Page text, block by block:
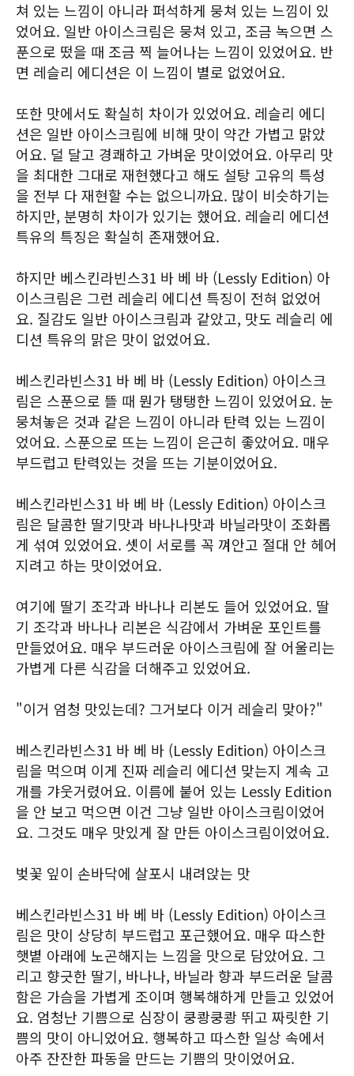
쳐 있는 느낌이 아니라 퍼석하게 뭉쳐 있는 느낌이 있
었어요. 일반 아이스크림은 뭉쳐 있고, 조금 녹으면 스
푼으로 떴을 때 조금 찍 늘어나는 느낌이 있었어요. 반
면 레슬리 에디션은 이 느낌이 별로 없었어요.
또한 맛에서도 확실히 차이가 있었어요. 레슬리 에디
션은 일반 아이스크림에 비해 맛이 약간 가볍고 맑았
어요. 덜 달고 경쾌하고 가벼운 맛이었어요. 아무리 맛
을 최대한 그대로 재현했다고 해도 설탕 고유의 특성
을 전부 다 재현할 수는 없으니까요. 많이 비슷하기는
하지만, 분명히 차이가 있기는 했어요. 레슬리 에디션
특유의 특징은 확실히 존재했어요.
하지만 베스킨라빈스31 바 베 바 (Lessly Edition) 아
이스크림은 그런 레슬리 에디션 특징이 전혀 없었어
요. 질감도 일반 아이스크림과 같았고, 맛도 레슬리 에
디션 특유의 맑은 맛이 없었어요.
베스킨라빈스31 바 베 바 (Lessly Edition) 아이스크
림은 스푼으로 뜰 때 뭔가 탱탱한 느낌이 있었어요. 눈
뭉쳐놓은 것과 같은 느낌이 아니라 탄력 있는 느낌이
었어요. 스푼으로 뜨는 느낌이 은근히 좋았어요. 매우
부드럽고 탄력있는 것을 뜨는 기분이었어요.
베스킨라빈스31 바 베 바 (Lessly Edition) 아이스크
림은 달콤한 딸기맛과 바나나맛과 바닐라맛이 조화롭
게 섞여 있었어요. 셋이 서로를 꼭 껴안고 절대 안 헤어
지려고 하는 맛이었어요.
여기에 딸기 조각과 바나나 리본도 들어 있었어요. 딸
기 조각과 바나나 리본은 식감에서 가벼운 포인트를
만들었어요. 매우 부드러운 아이스크림에 잘 어울리는
가볍게 다른 식감을 더해주고 있었어요.
"이거 엄청 맛있는데? 그거보다 이거 레슬리 맞아?"
베스킨라빈스31 바 베 바 (Lessly Edition) 아이스크
림을 먹으며 이게 진짜 레슬리 에디션 맞는지 계속 고
개를 갸웃거렸어요. 이름에 붙어 있는 Lessly Edition
을 안 보고 먹으면 이건 그냥 일반 아이스크림이었어
요. 그것도 매우 맛있게 잘 만든 아이스크림이었어요.
벚꽃 잎이 손바닥에 살포시 내려앉는 맛
베스킨라빈스31 바 베 바 (Lessly Edition) 아이스크
림은 맛이 상당히 부드럽고 포근했어요. 매우 따스한
햇볕 아래에 노곤해지는 느낌을 맛으로 담았어요. 그
리고 향긋한 딸기, 바나나, 바닐라 향과 부드러운 달콤
함은 가슴을 가볍게 조이며 행복해하게 만들고 있었어
요. 엄청난 기쁨으로 심장이 쿵쾅쿵쾅 뛰고 짜릿한 기
쁨의 맛이 아니었어요. 행복하고 따스한 일상 속에서
아주 잔잔한 파동을 만드는 기쁨의 맛이었어요.